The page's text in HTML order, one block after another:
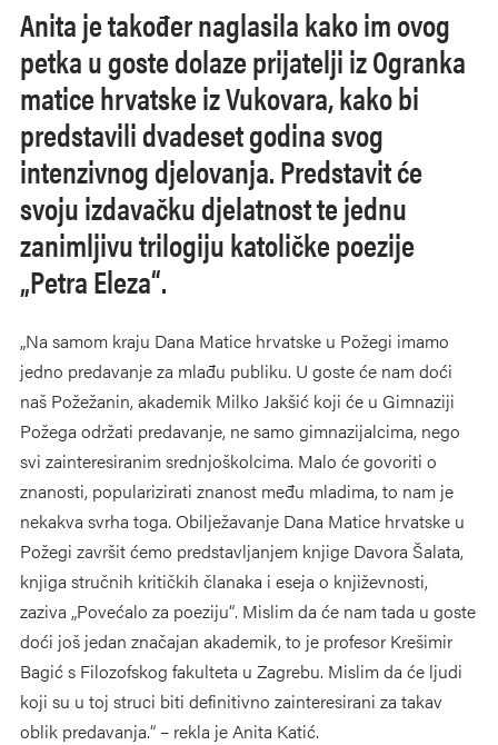
Anita je također naglasila kako im ovog
petka u goste dolaze prijatelji iz Ogranka
matice hrvatske iz Vukovara, kako bi
predstavili dvadeset godina svog
intenzivnog djelovanja. Predstavit će
svoju izdavačku djelatnost te jednu
zanimljivu trilogiju katoličke poezije
„Petra Eleza“.
„Na samom kraju Dana Matice hrvatske u Požegi imamo
jedno predavanje za mlađu publiku. U goste će nam doći
naš Požežanin, akademik Milko Jakšić koji će u Gimnaziji
Požega održati predavanje, ne samo gimnazijalcima, nego
svi zainteresiranim srednjoškolcima. Malo će govoriti o
znanosti, popularizirati znanost među mladima, to nam je
nekakva svrha toga. Obilježavanje Dana Matice hrvatske u
Požegi završit ćemo predstavljanjem knjige Davora Šalata,
knjiga stručnih kritičkih članaka i eseja o književnosti,
zaziva „Povećalo za poeziju“. Mislim da će nam tada u goste
doći još jedan značajan akademik, to je profesor Krešimir
Bagić s Filozofskog fakulteta u Zagrebu. Mislim da će ljudi
koji su u toj struci biti definitivno zainteresirani za takav
oblik predavanja.“ – rekla je Anita Katić.